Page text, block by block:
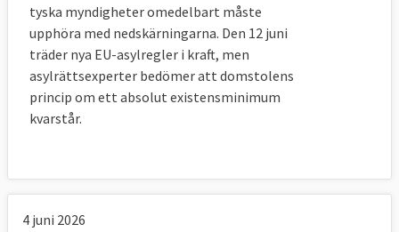
tyska myndigheter omedelbart måste
upphöra med nedskärningarna. Den 12 juni
träder nya EU-asylregler i kraft, men
asylrättsexperter bedömer att domstolens
princip om ett absolut existensminimum
kvarstår.
4 juni 2026